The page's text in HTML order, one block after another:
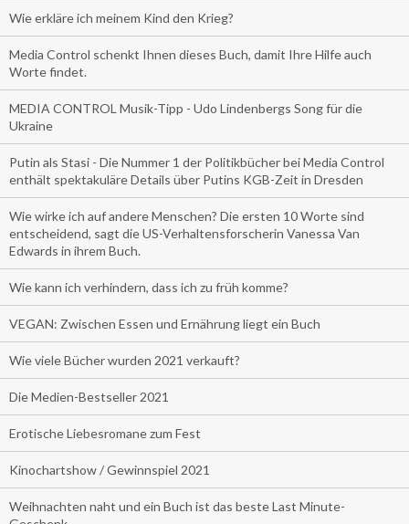
Wie erkläre ich meinem Kind den Krieg?
Media Control schenkt Ihnen dieses Buch, damit Ihre Hilfe auch
Worte findet.
MEDIA CONTROL Musik-Tipp - Udo Lindenbergs Song für die
Ukraine
Putin als Stasi - Die Nummer 1 der Politikbücher bei Media Control
enthält spektakuläre Details über Putins KGB-Zeit in Dresden
Wie wirke ich auf andere Menschen? Die ersten 10 Worte sind
entscheidend, sagt die US-Verhaltensforscherin Vanessa Van
Edwards in ihrem Buch.
Wie kann ich verhindern, dass ich zu früh komme?
VEGAN: Zwischen Essen und Ernährung liegt ein Buch
Wie viele Bücher wurden 2021 verkauft?
Die Medien-Bestseller 2021
Erotische Liebesromane zum Fest
Kinochartshow / Gewinnspiel 2021
Weihnachten naht und ein Buch ist das beste Last Minute-